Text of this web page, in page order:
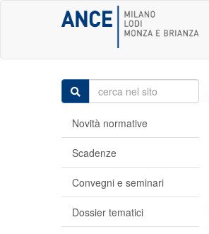
Novità normative
Scadenze
Convegni e seminari
Dossier tematici